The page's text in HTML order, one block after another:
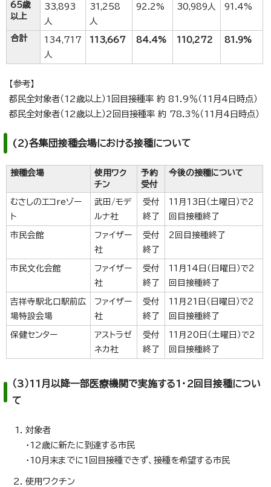
65歳
以上
33,893
人
31,258
人
92.2% 30,989人 91.4%
合計
134,717
人
113,667 84.4% 110,272 81.9%
【参考】
都民全対象者（12歳以上）1回目接種率 約 81.9％（11月4日時点）
都民全対象者（12歳以上）2回目接種率 約 78.3％（11月4日時点）
(2)各集団接種会場における接種について
接種会場
使用ワク
チン
予約
受付
今後の接種について
むさしのエコreゾー
ト
武田/モデ
ルナ社
受付
終了
11月13日（土曜日）で2
回目接種終了
市民会館
ファイザー
社
受付
終了
2回目接種終了
市民文化会館
ファイザー
社
受付
終了
11月14日（日曜日）で2
回目接種終了
吉祥寺駅北口駅前広
場特設会場
ファイザー
社
受付
終了
11月21日（日曜日）で2
回目接種終了
保健センター
アストラゼ
ネカ社
受付
終了
11月20日（土曜日）で2
回目接種終了
（3）11月以降一部医療機関で実施する1・2回目接種につい
て
対象者
・12歳に新たに到達する市民
・10月末までに1回目接種できず、接種を希望する市民
使用ワクチン